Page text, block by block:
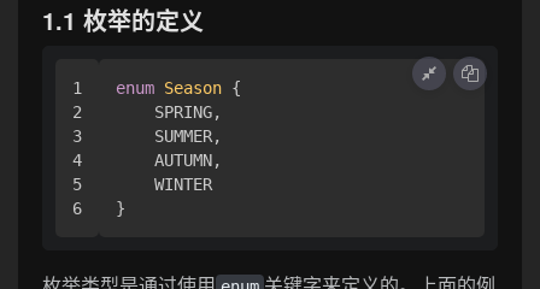
1.1 枚举的定义
1
2
3
4
5
enum Season {
    SPRING,
    SUMMER,
    AUTUMN,
    WINTER